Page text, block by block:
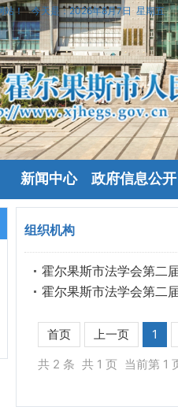
站！ 今天是：2026年8月7日 星期五
新闻中心 政府信息公开
组织机构
霍尔果斯市法学会第二
霍尔果斯市法学会第二
首页 上一页
1
共 2 条 共 1 页 当前第 1